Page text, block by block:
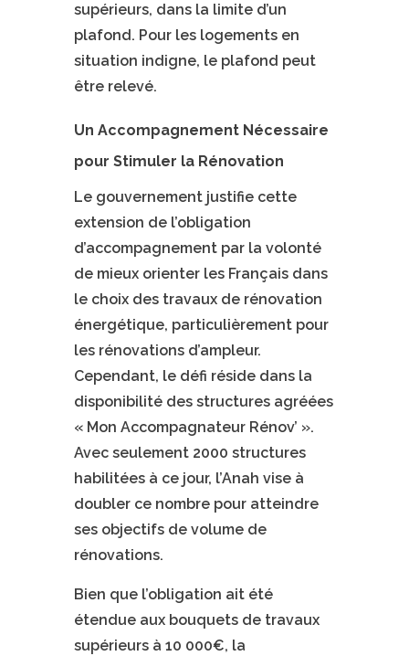
supérieurs, dans la limite d’un
plafond. Pour les logements en
situation indigne, le plafond peut
être relevé.
Un Accompagnement Nécessaire
pour Stimuler la Rénovation
Le gouvernement justifie cette
extension de l’obligation
d’accompagnement par la volonté
de mieux orienter les Français dans
le choix des travaux de rénovation
énergétique, particulièrement pour
les rénovations d’ampleur.
Cependant, le défi réside dans la
disponibilité des structures agréées
« Mon Accompagnateur Rénov’ ».
Avec seulement 2000 structures
habilitées à ce jour, l’Anah vise à
doubler ce nombre pour atteindre
ses objectifs de volume de
rénovations.
Bien que l’obligation ait été
étendue aux bouquets de travaux
supérieurs à 10 000€, la